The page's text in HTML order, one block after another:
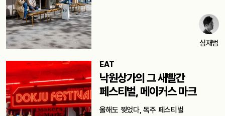
심재범
EAT
낙원상가의 그 새빨간
페스티벌, 메이커스 마크
올해도 찢었다, 독주 페스티벌